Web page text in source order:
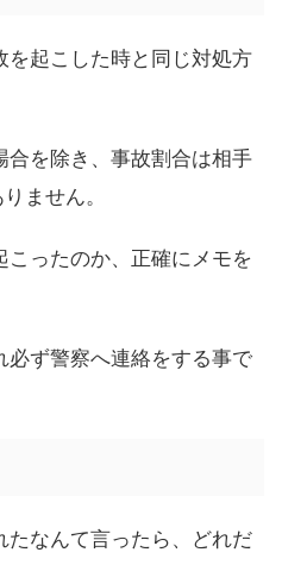
起こした時と同じ対処方
合を除き、事故割合は相手
ません。
こったのか、正確にメモを
必ず警察へ連絡をする事で
たなんて言ったら、どれだ